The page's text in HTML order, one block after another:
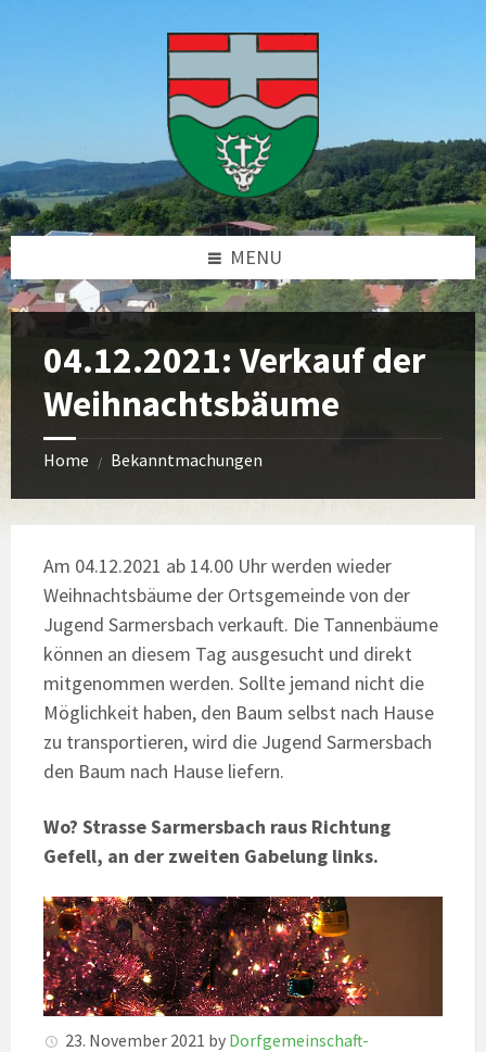
MENU
04.12.2021: Verkauf der
Weihnachtsbäume
Home / Bekanntmachungen
Am 04.12.2021 ab 14.00 Uhr werden wieder
Weihnachtsbäume der Ortsgemeinde von der
Jugend Sarmersbach verkauft. Die Tannenbäume
können an diesem Tag ausgesucht und direkt
mitgenommen werden. Sollte jemand nicht die
Möglichkeit haben, den Baum selbst nach Hause
zu transportieren, wird die Jugend Sarmersbach
den Baum nach Hause liefern.
Wo? Strasse Sarmersbach raus Richtung
Gefell, an der zweiten Gabelung links.
23. November 2021 by Dorfgemeinschaft-